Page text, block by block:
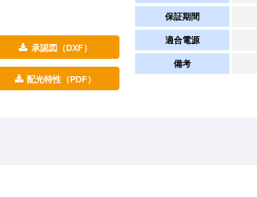
承認図（DXF）
配光特性（PDF）
保証期間
適合電源
備考